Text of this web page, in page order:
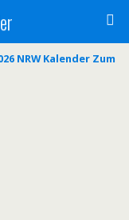
NRW Kalender Zum